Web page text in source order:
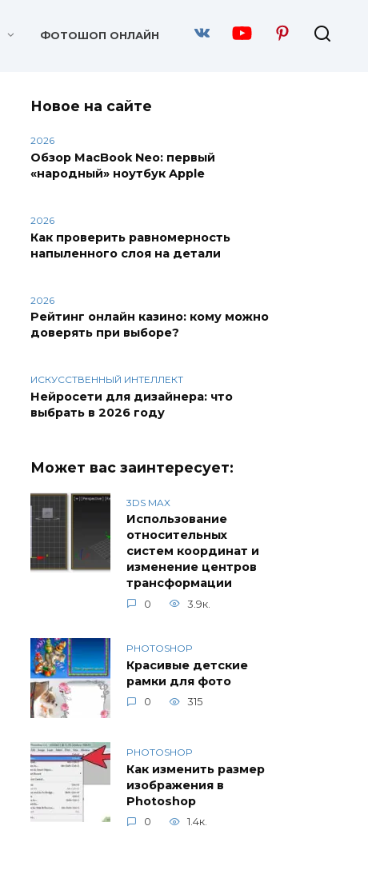
ФОТОШОП ОНЛАЙН
Новое на сайте
2026
Обзор MacBook Neo: первый
«народный» ноутбук Apple
2026
Как проверить равномерность
напыленного слоя на детали
2026
Рейтинг онлайн казино: кому можно
доверять при выборе?
ИСКУССТВЕННЫЙ ИНТЕЛЛЕКТ
Нейросети для дизайнера: что
выбрать в 2026 году
Может вас заинтересует:
3DS MAX
Использование
относительных
систем координат и
изменение центров
трансформации
0 3.9к.
PHOTOSHOP
Красивые детские
рамки для фото
0 315
PHOTOSHOP
Как изменить размер
изображения в
Photoshop
0 1.4к.